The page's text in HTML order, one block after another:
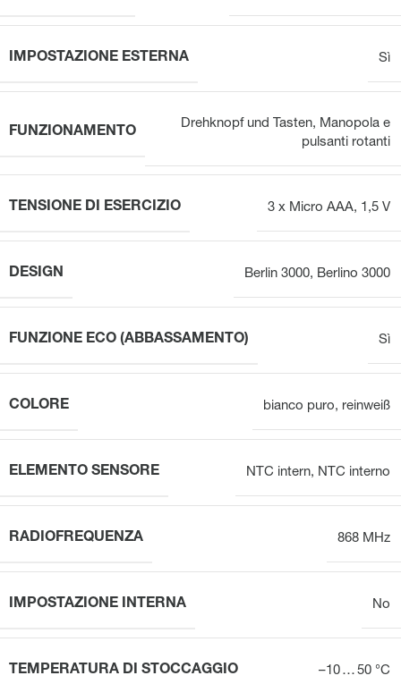
IMPOSTAZIONE ESTERNA Sì
FUNZIONAMENTO
Drehknopf und Tasten, Manopola e
pulsanti rotanti
TENSIONE DI ESERCIZIO 3 x Micro AAA, 1,5 V
DESIGN Berlin 3000, Berlino 3000
FUNZIONE ECO (ABBASSAMENTO) Sì
COLORE bianco puro, reinweiß
ELEMENTO SENSORE NTC intern, NTC interno
RADIOFREQUENZA 868 MHz
IMPOSTAZIONE INTERNA No
TEMPERATURA DI STOCCAGGIO –10 … 50 °C